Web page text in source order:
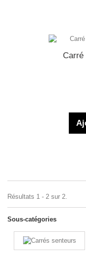
Résultats 1 - 2 sur 2.
Sous-catégories